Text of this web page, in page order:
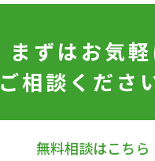
まずはお気軽
ご相談くださ
無料相談はこちら